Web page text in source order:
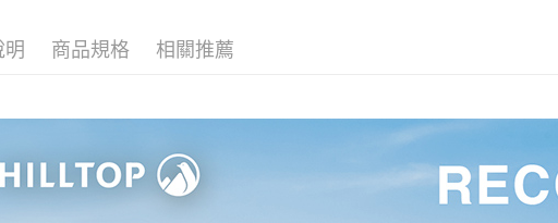
明 商品規格 相關推薦